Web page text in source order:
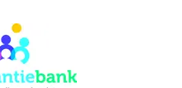
project